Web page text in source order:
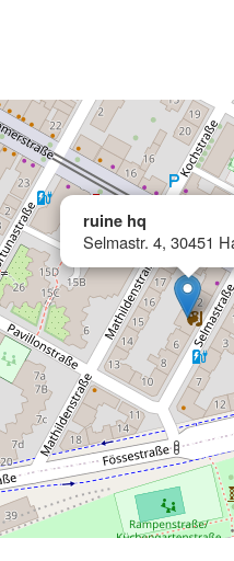
ruine hq
Selmastr. 4, 30451